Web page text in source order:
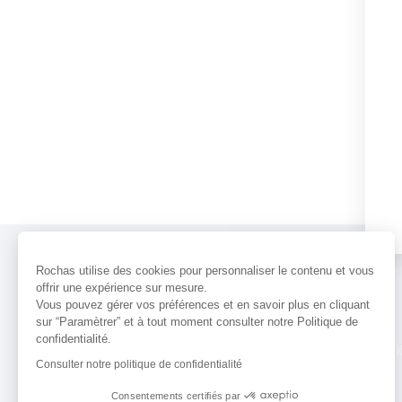
Rochas utilise des cookies pour personnaliser le contenu et vous
offrir une expérience sur mesure.
Vous pouvez gérer vos préférences et en savoir plus en cliquant
sur “Paramètrer” et à tout moment consulter notre Politique de
confidentialité.
Consulter notre politique de confidentialité
Consentements certifiés par